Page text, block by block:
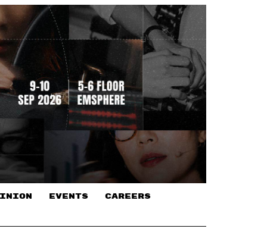
EVENTS CAREERS